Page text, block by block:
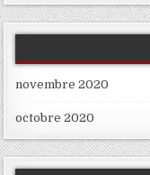
novembre 2020
octobre 2020